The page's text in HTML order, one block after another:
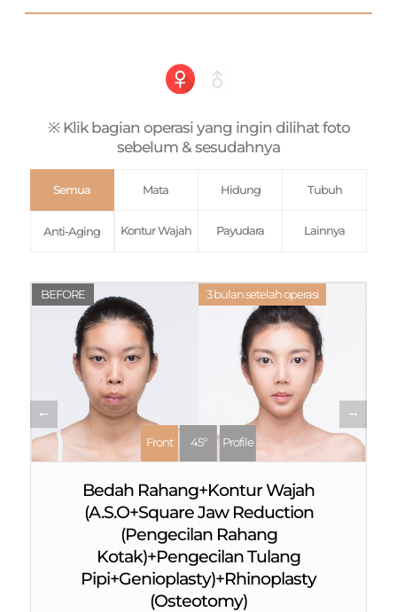
※ Klik bagian operasi yang ingin dilihat foto
sebelum & sesudahnya
Semua Mata Hidung Tubuh
Anti-Aging Kontur Wajah Payudara Lainnya
BEFORE 3 bulan setelah operasi
Front 45º Profile
Bedah Rahang+Kontur Wajah
(A.S.O+Square Jaw Reduction
(Pengecilan Rahang
Kotak)+Pengecilan Tulang
Pipi+Genioplasty)+Rhinoplasty
(Osteotomy)